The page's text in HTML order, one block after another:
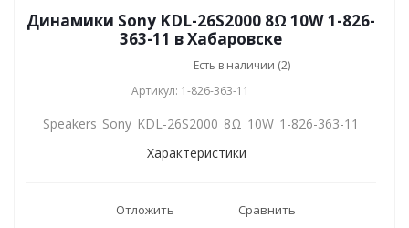
Динамики Sony KDL-26S2000 8Ω 10W 1-826-
363-11 в Хабаровске
Есть в наличии (2)
Артикул: 1-826-363-11
Speakers_Sony_KDL-26S2000_8Ω_10W_1-826-363-11
Характеристики
Отложить Сравнить